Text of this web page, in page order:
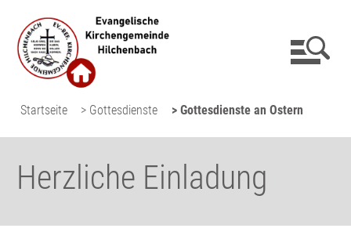
Startseite > Gottesdienste > Gottesdienste an Ostern
Herzliche Einladung